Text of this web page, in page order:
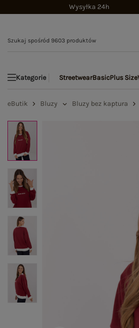
Wysyłka 24h
Kategorie StreetwearBasicPlus Size
eButik Bluzy Bluzy bez kaptura